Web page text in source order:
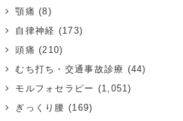
顎痛 (8)
自律神経 (173)
頭痛 (210)
むち打ち・交通事故診療 (44)
モルフォセラピー (1,051)
ぎっくり腰 (169)